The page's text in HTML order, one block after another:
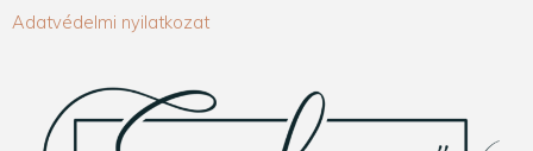
Adatvédelmi nyilatkozat